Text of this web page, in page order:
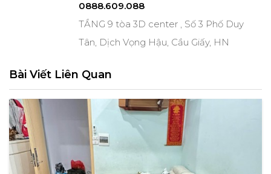
0888.609.088
TẦNG 9 tòa 3D center , Số 3 Phố Duy
Tân, Dịch Vọng Hậu, Cầu Giấy, HN
Bài Viết Liên Quan